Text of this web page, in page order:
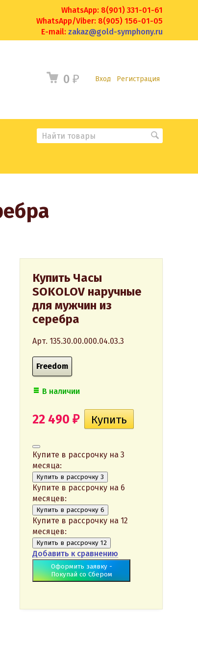
WhatsApp: 8(901) 331-01-61
WhatsApp/Viber: 8(905) 156-01-05
E-mail: zakaz@gold-symphony.ru
Вход Регистрация
0 ₽
Купить Часы
SOKOLOV наручные
для мужчин из
серебра
Арт. 135.30.00.000.04.03.3
Freedom
В наличии
22 490 ₽
Купите в рассрочку на 3
месяца:
Купить в рассрочку 3
Купите в рассрочку на 6
месяцев:
Купить в рассрочку 6
Купите в рассрочку на 12
месяцев:
Купить в рассрочку 12
Добавить к сравнению
Оформить заявку -
Покупай со Сбером